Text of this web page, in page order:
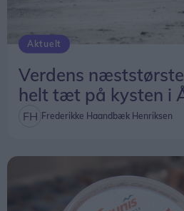
Aktuelt
Verdens
helt tæt på kysten i
Frederikke Haandbæk Henriksen